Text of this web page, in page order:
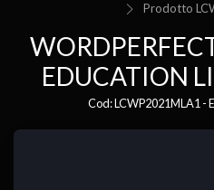
Prodotto
EDUCATION
Cod: LCWP2021MLA1 -